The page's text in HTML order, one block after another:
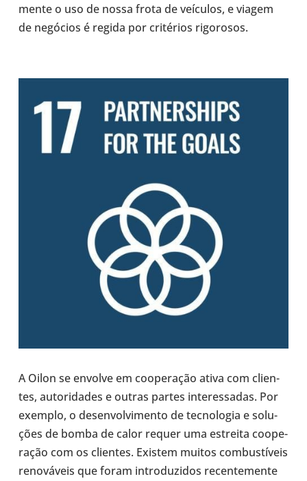
mente o uso de nossa frota de veí­cu­los, e viagem
de negó­cios é regida por cri­té­rios rigo­ro­sos.
A Oilon se envolve em coo­pe­ra­ção ativa com cli­en­
tes, auto­ri­da­des e outras partes inte­res­sa­das. Por
exemplo, o desen­vol­vi­mento de tec­no­lo­gia e solu­
ções de bomba de calor requer uma estreita coo­pe­
ra­ção com os cli­en­tes. Existem muitos com­bus­tí­veis
reno­vá­veis que foram intro­du­zi­dos recen­te­mente